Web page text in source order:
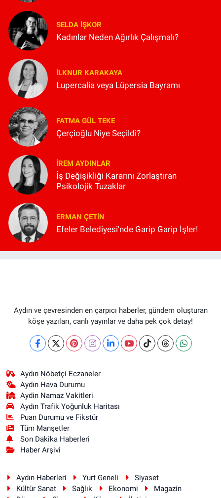
SELDA İŞKOR
Kadınlar Neden Ağırlık Çalışmalı?
İLKNUR KARAKAYA
Lupercalia veya Lüpersia Bayramı
FATMA GÜL TEKE
Çerçioğlu Niye Seçildi?
İREM AYDINLAR
İş Değişikliği Kararını Zorlaştıran
Psikolojik Tuzaklar
ERMAN ÇETIN
Efeler Belediyesi'nde Garip Garip İşler!
Aydın ve çevresinden en çarpıcı haberler, gündem oluşturan
köşe yazıları, canlı yayınlar ve daha pek çok detay!
Aydın Nöbetçi Eczaneler
Aydın Hava Durumu
Aydin Namaz Vakitleri
Aydın Trafik Yoğunluk Haritası
Puan Durumu ve Fikstür
Tüm Manşetler
Son Dakika Haberleri
Haber Arşivi
Aydın Haberleri Yurt Geneli
Siyaset
Kültür Sanat
Sağlık Ekonomi
Magazin